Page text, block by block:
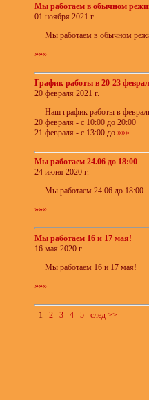
Мы работаем в обычном
01 ноября 2021 г.
Мы работаем в обычном
»»»
График работы в 20-23
20 февраля 2021 г.
Наш график работы в
20 февраля - с 10:00 до 20:00
21 февраля - с 13:00 до »»»
Мы работаем 24.06 до 18:00
24 июня 2020 г.
Мы работаем 24.06 до 18:00
»»»
Мы работаем 16 и 17 мая!
16 мая 2020 г.
Мы работаем 16 и 17 мая!
»»»
1 2 3 4 5 след >>